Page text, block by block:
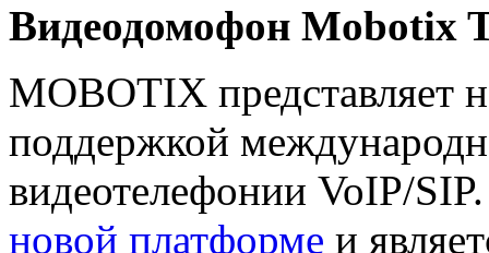
Видеодомофон Mobotix
MOBOTIX
поддержкой
видеотелефонии VoIP/
новой платформе и